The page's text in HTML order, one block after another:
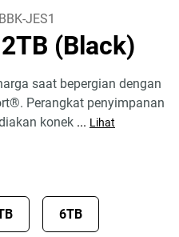
JES1
(Black)
saat bepergian dengan
Perangkat penyimpanan
konek ... Lihat
6TB